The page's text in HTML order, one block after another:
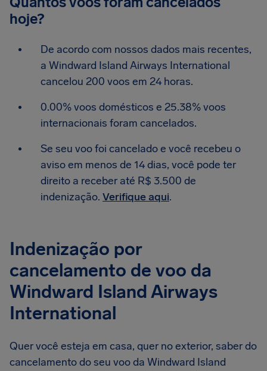
hoje?
De acordo com nossos dados mais recentes,
a Windward Island Airways International
cancelou 200 voos em 24 horas.
0.00% voos domésticos e 25.38% voos
internacionais foram cancelados.
Se seu voo foi cancelado e você recebeu o
aviso em menos de 14 dias, você pode ter
direito a receber até R$ 3.500 de
indenização. Verifique aqui.
Indenização por
cancelamento de voo da
Windward Island Airways
International
Quer você esteja em casa, quer no exterior, saber do
cancelamento do seu voo da Windward Island